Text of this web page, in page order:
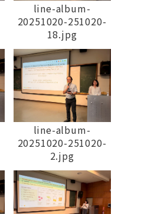
line-album-
20251020-251020-
18.jpg
line-album-
20251020-251020-
2.jpg